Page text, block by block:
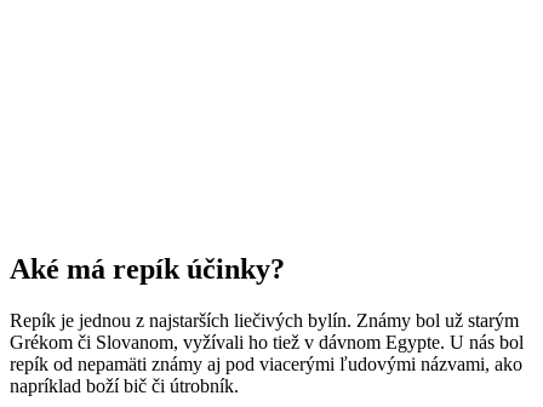
Aké má repík účinky?
Repík je jednou z najstarších liečivých bylín. Známy bol už starým
Grékom či Slovanom, vyžívali ho tiež v dávnom Egypte. U nás bol
repík od nepamäti známy aj pod viacerými ľudovými názvami, ako
napríklad boží bič či útrobník.